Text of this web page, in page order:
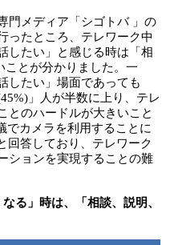
門メディア「シゴトバ 」の
ったところ、テレワーク中
したい」と感じる時は「相
ことが分かりました。一
したい」場面であっても
」人が半数に上り、テレ
とのハードルが大きいこと
でカメラを利用することに
回答しており、テレワーク
ションを実現することの難
る」時は、「相談、説明、